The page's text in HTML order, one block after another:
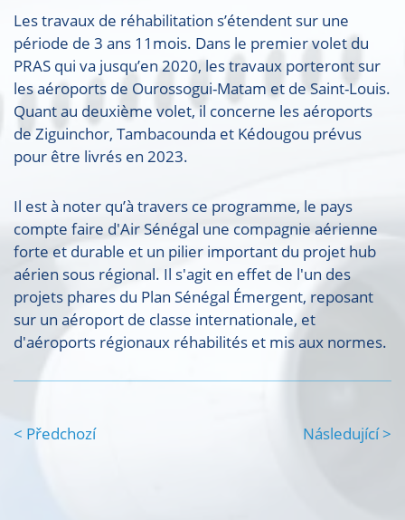
Les travaux de réhabilitation s’étendent sur une
période de 3 ans 11mois. Dans le premier volet du
PRAS qui va jusqu’en 2020, les travaux porteront sur
les aéroports de Ourossogui-Matam et de Saint-Louis.
Quant au deuxième volet, il concerne les aéroports
de Ziguinchor, Tambacounda et Kédougou prévus
pour être livrés en 2023.
Il est à noter qu’à travers ce programme, le pays
compte faire d'Air Sénégal une compagnie aérienne
forte et durable et un pilier important du projet hub
aérien sous régional. Il s'agit en effet de l'un des
projets phares du Plan Sénégal Émergent, reposant
sur un aéroport de classe internationale, et
d'aéroports régionaux réhabilités et mis aux normes.
< Předchozí Následující >